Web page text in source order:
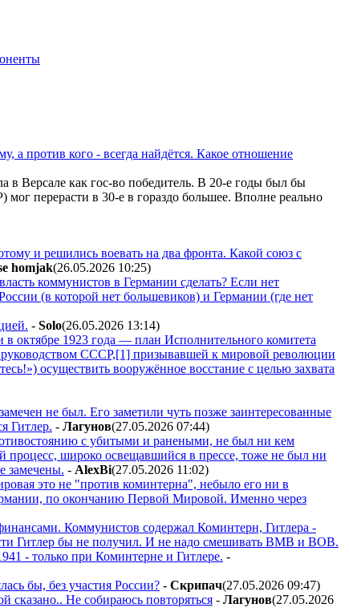
а против кого - всегда найдётся. Какое отношение
в Версале как гос-во победитель. В 20-е годы был бы
перерасти в 30-е в гораздо большее. Вполне реально
и решились воевать на два фронта. Какой союз с
homjak(26.05.2026 10:25)
коммунистов в Германии сделать? Если нет
(в которой нет большевиков) и Германии (где нет
- Solo(26.05.2026 13:14)
октябре 1923 года — план Исполнительного комитета
СССР,[1] призывавшей к мировой революции
осуществить вооружённое восстание с целью захвата
не был. Его заметили чуть позже заинтересованные
Гитлер. - Лaгyнoв(27.05.2026 07:44)
с убитыми и ранеными, не был ни кем
процесс, широко освещавшийся в прессе, тоже не был ни
замечены. - AlexBi(27.05.2026 11:02)
это не "против коминтерна", небыло его ни в
по окончанию Первой Мировой. Именно через
Коммунистов содержал Коминтерн, Гитлера -
Гитлер бы не получил. И не надо смешивать ВМВ и ВОВ.
- только при Коминтерне и Гитлере. -
бы, без участия России? - Cкpипaч(27.05.2026 09:47)
сказано.. Не собираюсь повторяться - Лaгyнoв(27.05.2026